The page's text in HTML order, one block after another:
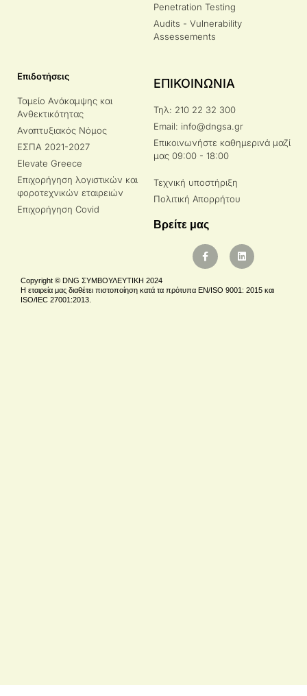
Penetration Testing
Audits - Vulnerability
Assessements
Επιδοτήσεις
Ταμείο Ανάκαμψης και
Ανθεκτικότητας
Αναπτυξιακός Νόμος
ΕΣΠΑ 2021-2027
Elevate Greece
Επιχορήγηση λογιστικών και
φοροτεχνικών εταιρειών
Επιχορήγηση Covid
ΕΠΙΚΟΙΝΩΝΙΑ
Τηλ: 210 22 32 300
Email: info@dngsa.gr
Επικοινωνήστε καθημερινά μαζί
μας 09:00 - 18:00
Τεχνική υποστήριξη
Πολιτική Απορρήτου
Βρείτε μας
Copyright © DNG ΣΥΜΒΟΥΛΕΥΤΙΚΗ 2024
Η εταιρεία μας διαθέτει πιστοποίηση κατά τα πρότυπα EN/ISO 9001: 2015 και
ISO/IEC 27001:2013.